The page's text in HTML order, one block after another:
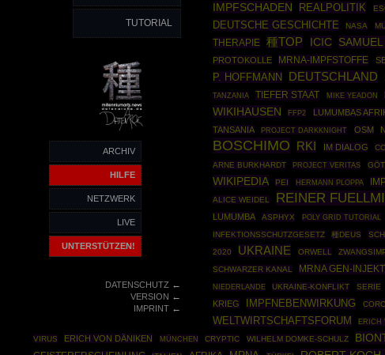
TUTORIAL
ARCHIV
HILFE
NETZWERK
LIVE
UNTERSTÜTZEN!
DATENSCHUTZ←
VERSION ←
IMPRINT←
IMPFSCHADEN REALPOLITIK
DEUTSCHE GESCHICHTE NASA
THERAPIE 種TOP ICIC
PROTOKOLLE
MRNA-IMPFSTOFFE
P. HOFFMANN
DEUTSCHLAND
TANZANIA TIEFER STAAT MIKE YEADON
WIKIHAUSEN FFP2 LUMUMBAS
TANSANIA PROJECT DARKKNIGHT OSM
BOSCHIMO RKI IM DIALOG
ARNE BURKHARDT PROJECT VERITAS
WIKIPEDIA PEI HERMANN PLOPPA
ALICE WEIDEL REINER
LUMUMBA
ASPHYX POLY GRID TUTORIAL
INFEKTIONSSCHUTZGESETZ
種DEUS
2020
UKRAINE ORWELL
SCHWARZER KANAL MRNA GEN-
NIEDERLANDE UKRAINE-KONFLIKT SERIE
KRIEG IMPFNEBENWIRKUNG
WELTWIRTSCHAFTSFORUM ERICH
VIRUS ERICH VON DÄNIKEN MÜNCHEN CRYPTIC WILHELM DOMKE-SCHULZ